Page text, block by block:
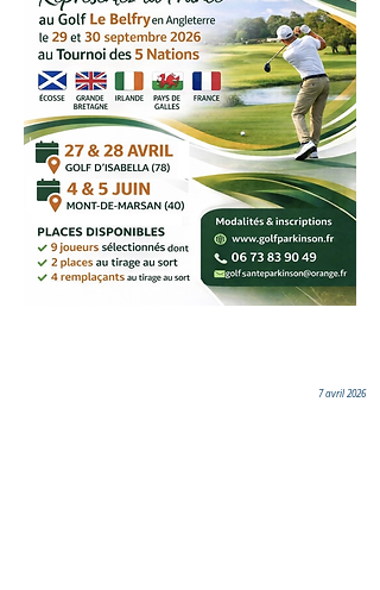
7 avril 2026